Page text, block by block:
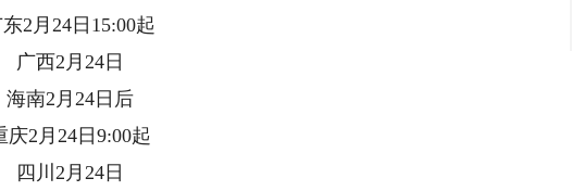
月24日15:00起
西2月24日
2月24日后
月24日9:00起
川2月24日